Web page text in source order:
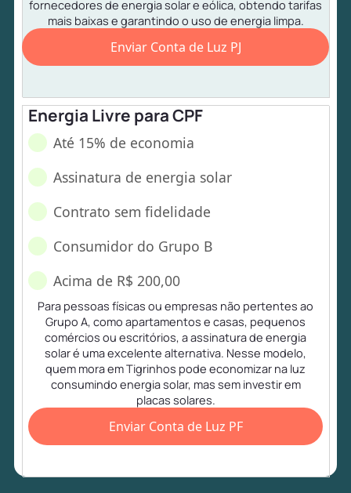
fornecedores de energia solar e eólica, obtendo tarifas
mais baixas e garantindo o uso de energia limpa.
Enviar Conta de Luz PJ
Energia Livre para CPF
Até 15% de economia
Assinatura de energia solar
Contrato sem fidelidade
Consumidor do Grupo B
Acima de R$ 200,00
Para pessoas físicas ou empresas não pertentes ao
Grupo A, como apartamentos e casas, pequenos
comércios ou escritórios, a assinatura de energia
solar é uma excelente alternativa. Nesse modelo,
quem mora em Tigrinhos pode economizar na luz
consumindo energia solar, mas sem investir em
placas solares.
Enviar Conta de Luz PF